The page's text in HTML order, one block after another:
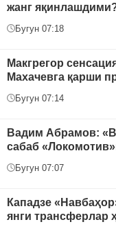
жанг
Бугун 07:18
Макгрегор
Махачевга қарши
Бугун 07:14
Вадим Абрамов:
сабаб
Бугун 07:07
Кападзе
янги трансферлар